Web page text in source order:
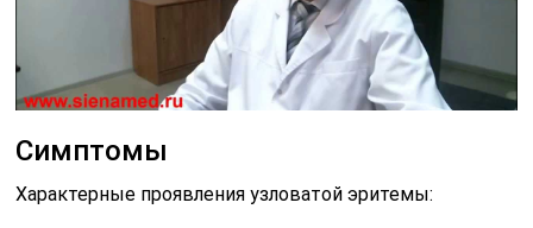
Симптомы
Характерные проявления узловатой эритемы: